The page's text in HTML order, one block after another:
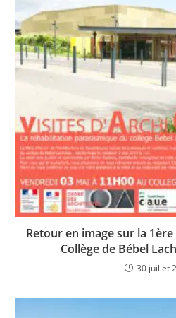
Retour en image sur la
Collège de Bébel
30 juillet